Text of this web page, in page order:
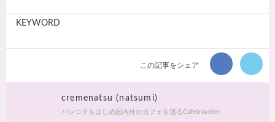
KEYWORD
この記事をシェア
cremenatsu (natsumi)
バンコクをはじめ国内外のカフェを巡るCafetraveler